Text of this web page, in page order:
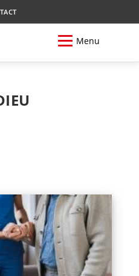
Menu